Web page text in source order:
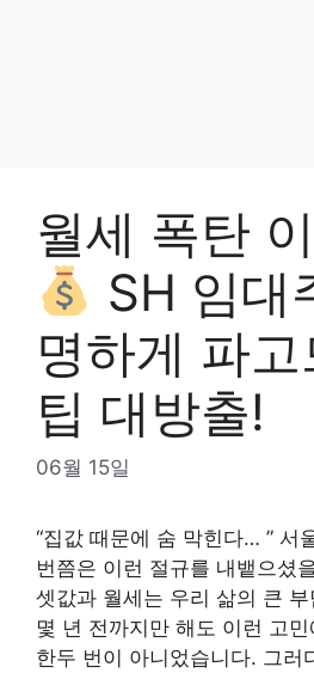
월세 폭탄
SH 임대
명하게 파
팁 대방출!
06월 15일
“집값 때문에 숨 막힌다… ” 서
번쯤은 이런 절규를 내뱉으셨
셋값과 월세는 우리 삶의 큰
몇 년 전까지만 해도 이런 고
한두 번이 아니었습니다. 그러